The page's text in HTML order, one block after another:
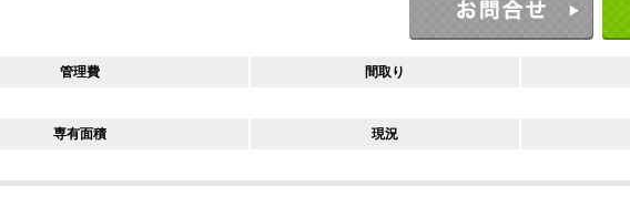
管理費 間取り
専有面積 現況